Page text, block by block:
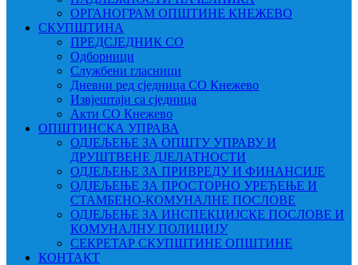
ОРГАНОГРАМ ОПШТИНЕ КНЕЖЕВО
СКУПШТИНА
ПРЕДСЈЕДНИК СО
Одборници
Службени гласници
Дневни ред сједница СО Кнежево
Извјештаји са сједница
Акти СО Кнежево
ОПШТИНСКА УПРАВА
ОДЈЕЉЕЊЕ ЗА ОПШТУ УПРАВУ И
ДРУШТВЕНЕ ДЈЕЛАТНОСТИ
ОДЈЕЉЕЊЕ ЗА ПРИВРЕДУ И ФИНАНСИЈЕ
ОДЈЕЉЕЊЕ ЗА ПРОСТОРНО УРЕЂЕЊЕ И
СТАМБЕНО-КОМУНАЛНЕ ПОСЛОВЕ
ОДЈЕЉЕЊЕ ЗА ИНСПЕКЦИЈСКЕ ПОСЛОВЕ И
КОМУНАЛНУ ПОЛИЦИЈУ
СЕКРЕТАР СКУПШТИНЕ ОПШТИНЕ
КОНТАКТ